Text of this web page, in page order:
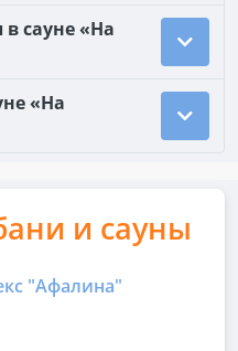
в сауне «На
«На
и сауны
"Афалина"